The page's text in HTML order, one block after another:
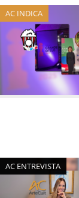
AC INDICA
AC ENTREVISTA